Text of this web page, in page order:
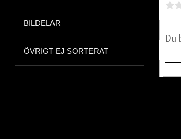
BILDELAR
ÖVRIGT EJ SORTERAT